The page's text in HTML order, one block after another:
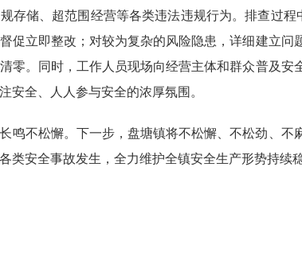
存储、超范围经营等各类违法违规行为。排查过
促立即整改；对较为复杂的风险隐患，详细建立
零。同时，工作人员现场向经营主体和群众普及
安全、人人参与安全的浓厚氛围。
鸣不松懈。下一步，盘塘镇将不松懈、不松劲、
类安全事故发生，全力维护全镇安全生产形势持续